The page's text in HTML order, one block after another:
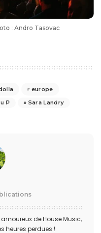
: Andro Tasovac
europe
P
Sara Landry
de House Music,
heures perdues !